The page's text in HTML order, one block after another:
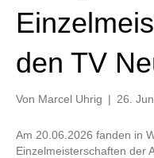
den TV
Von Marcel Uhrig | 26.
Am 20.06.2026 fanden in
Einzelmeisterschaften der